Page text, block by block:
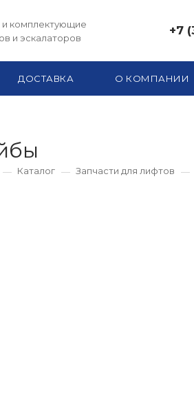
и комплектующие
и эскалаторов
+7
ДОСТАВКА О КОМПАНИИ
Каталог Запчасти для лифтов